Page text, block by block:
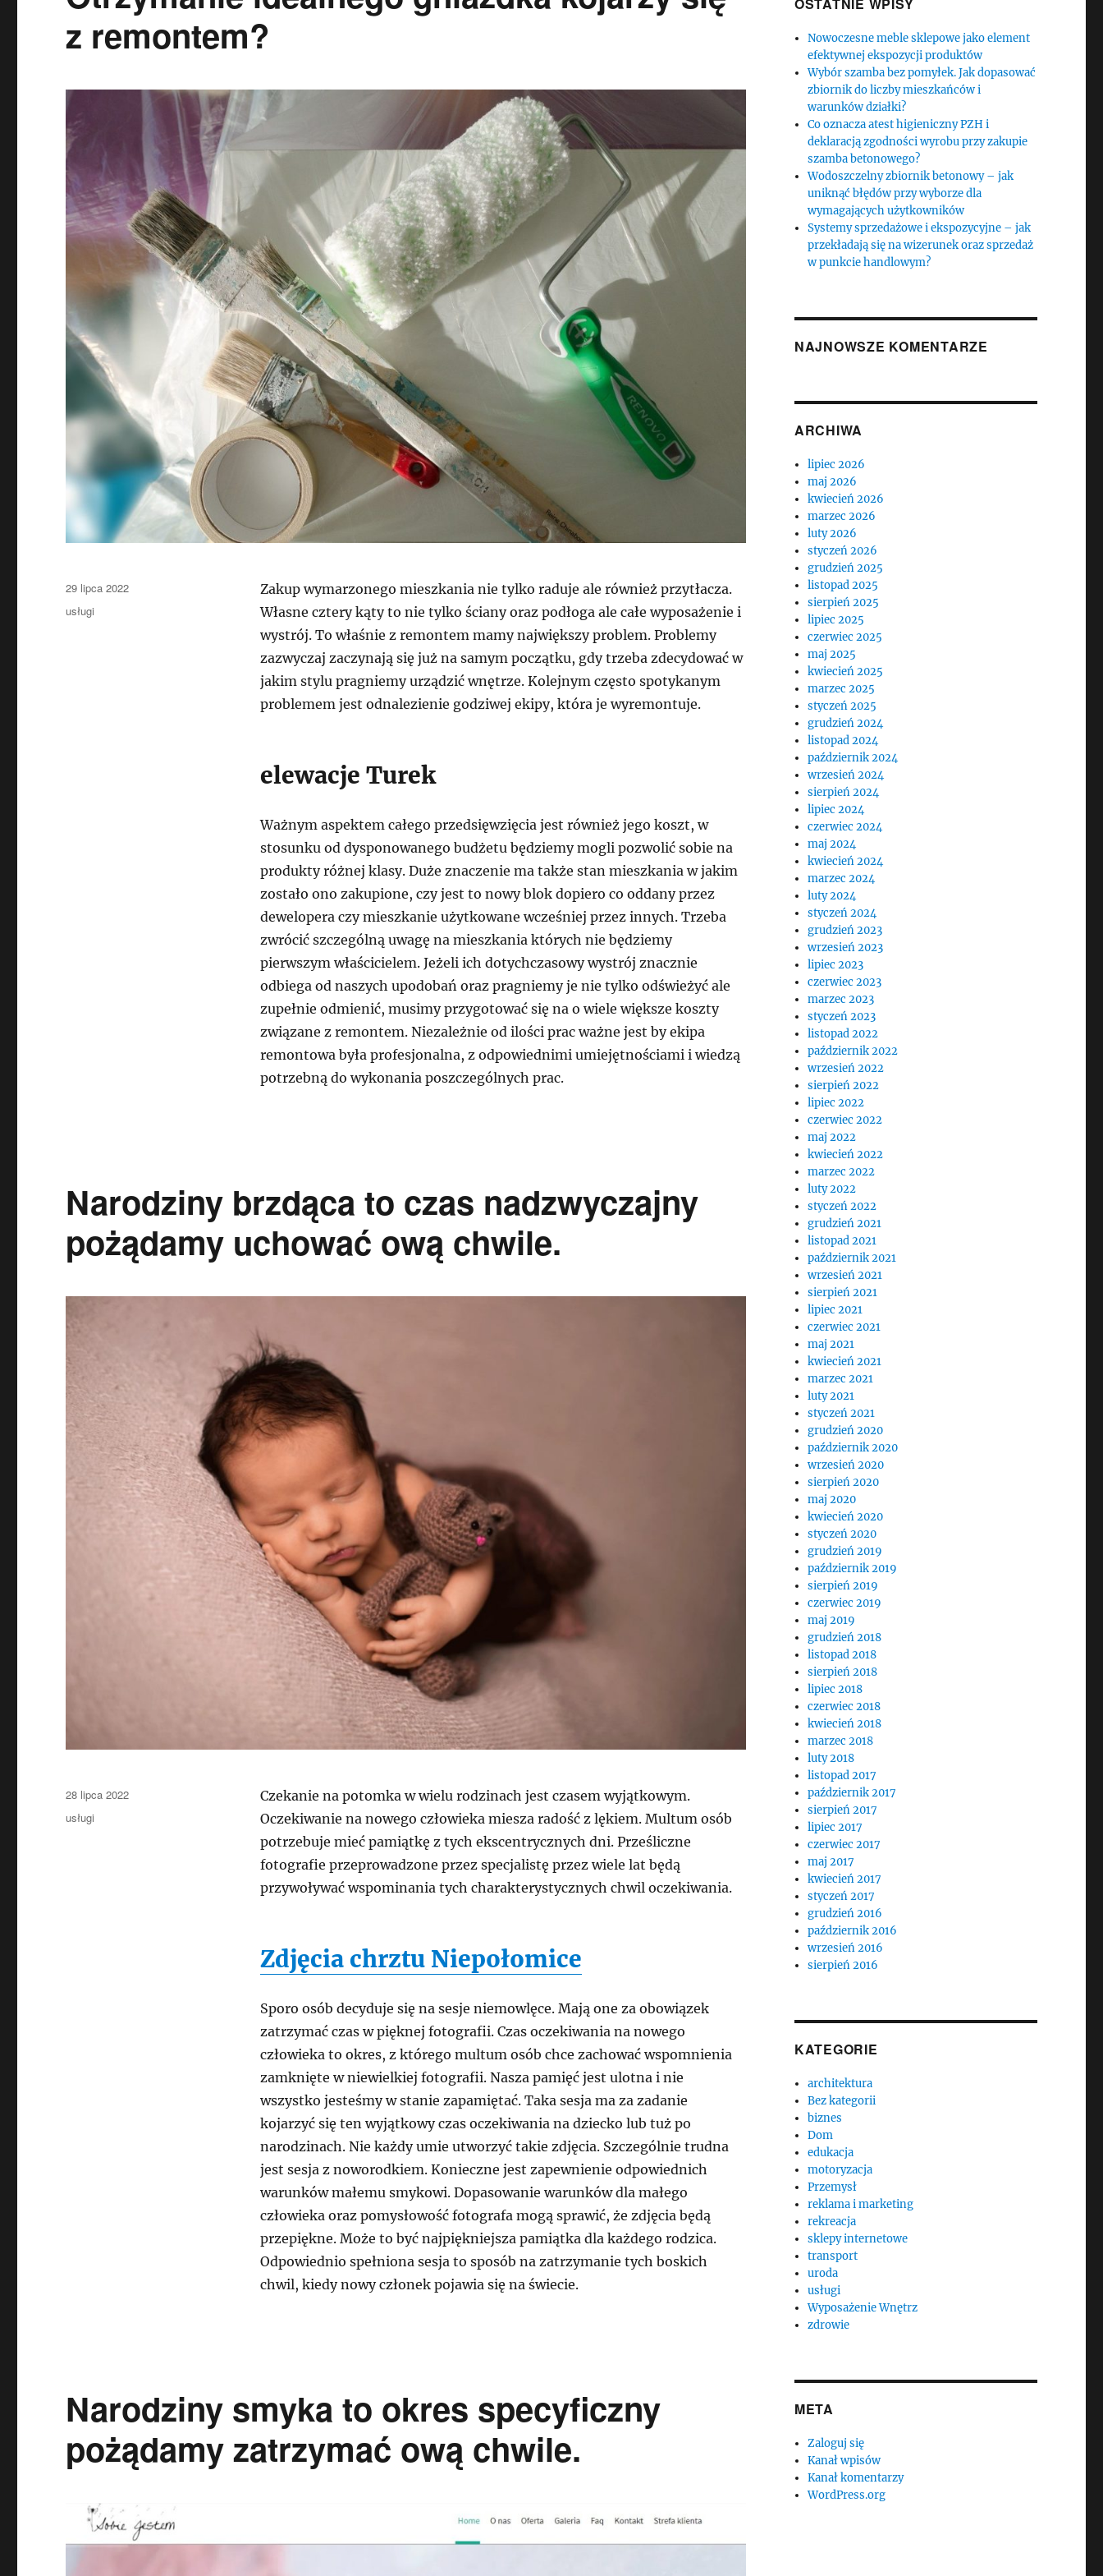
z remontem?
Zakup wymarzonego mieszkania nie tylko raduje ale również przytłacza.
Własne cztery kąty to nie tylko ściany oraz podłoga ale całe wyposażenie i
wystrój. To właśnie z remontem mamy największy problem. Problemy
zazwyczaj zaczynają się już na samym początku, gdy trzeba zdecydować w
jakim stylu pragniemy urządzić wnętrze. Kolejnym często spotykanym
problemem jest odnalezienie godziwej ekipy, która je wyremontuje.
elewacje Turek
Ważnym aspektem całego przedsięwzięcia jest również jego koszt, w
stosunku od dysponowanego budżetu będziemy mogli pozwolić sobie na
produkty różnej klasy. Duże znaczenie ma także stan mieszkania w jakim
zostało ono zakupione, czy jest to nowy blok dopiero co oddany przez
dewelopera czy mieszkanie użytkowane wcześniej przez innych. Trzeba
zwrócić szczególną uwagę na mieszkania których nie będziemy
pierwszym właścicielem. Jeżeli ich dotychczasowy wystrój znacznie
odbiega od naszych upodobań oraz pragniemy je nie tylko odświeżyć ale
zupełnie odmienić, musimy przygotować się na o wiele większe koszty
związane z remontem. Niezależnie od ilości prac ważne jest by ekipa
remontowa była profesjonalna, z odpowiednimi umiejętnościami i wiedzą
potrzebną do wykonania poszczególnych prac.
Data
publikacji
29 lipca 2022
Kategorie
usługi
Narodziny brzdąca to czas nadzwyczajny
pożądamy uchować ową chwile.
Czekanie na potomka w wielu rodzinach jest czasem wyjątkowym.
Oczekiwanie na nowego człowieka miesza radość z lękiem. Multum osób
potrzebuje mieć pamiątkę z tych ekscentrycznych dni. Prześliczne
fotografie przeprowadzone przez specjalistę przez wiele lat będą
przywoływać wspominania tych charakterystycznych chwil oczekiwania.
Zdjęcia chrztu Niepołomice
Sporo osób decyduje się na sesje niemowlęce. Mają one za obowiązek
zatrzymać czas w pięknej fotografii. Czas oczekiwania na nowego
człowieka to okres, z którego multum osób chce zachować wspomnienia
zamknięte w niewielkiej fotografii. Nasza pamięć jest ulotna i nie
wszystko jesteśmy w stanie zapamiętać. Taka sesja ma za zadanie
kojarzyć się ten wyjątkowy czas oczekiwania na dziecko lub tuż po
narodzinach. Nie każdy umie utworzyć takie zdjęcia. Szczególnie trudna
jest sesja z noworodkiem. Konieczne jest zapewnienie odpowiednich
warunków małemu smykowi. Dopasowanie warunków dla małego
człowieka oraz pomysłowość fotografa mogą sprawić, że zdjęcia będą
przepiękne. Może to być najpiękniejsza pamiątka dla każdego rodzica.
Odpowiednio spełniona sesja to sposób na zatrzymanie tych boskich
chwil, kiedy nowy członek pojawia się na świecie.
Data
publikacji
28 lipca 2022
Kategorie
usługi
Narodziny smyka to okres specyficzny
pożądamy zatrzymać ową chwile.
Nowoczesne meble sklepowe jako element
efektywnej ekspozycji produktów
Wybór szamba bez pomyłek. Jak dopasować
zbiornik do liczby mieszkańców i
warunków działki?
Co oznacza atest higieniczny PZH i
deklaracją zgodności wyrobu przy zakupie
szamba betonowego?
Wodoszczelny zbiornik betonowy – jak
uniknąć błędów przy wyborze dla
wymagających użytkowników
Systemy sprzedażowe i ekspozycyjne – jak
przekładają się na wizerunek oraz sprzedaż
w punkcie handlowym?
NAJNOWSZE KOMENTARZE
ARCHIWA
lipiec 2026
maj 2026
kwiecień 2026
marzec 2026
luty 2026
styczeń 2026
grudzień 2025
listopad 2025
sierpień 2025
lipiec 2025
czerwiec 2025
maj 2025
kwiecień 2025
marzec 2025
styczeń 2025
grudzień 2024
listopad 2024
październik 2024
wrzesień 2024
sierpień 2024
lipiec 2024
czerwiec 2024
maj 2024
kwiecień 2024
marzec 2024
luty 2024
styczeń 2024
grudzień 2023
wrzesień 2023
lipiec 2023
czerwiec 2023
marzec 2023
styczeń 2023
listopad 2022
październik 2022
wrzesień 2022
sierpień 2022
lipiec 2022
czerwiec 2022
maj 2022
kwiecień 2022
marzec 2022
luty 2022
styczeń 2022
grudzień 2021
listopad 2021
październik 2021
wrzesień 2021
sierpień 2021
lipiec 2021
czerwiec 2021
maj 2021
kwiecień 2021
marzec 2021
luty 2021
styczeń 2021
grudzień 2020
październik 2020
wrzesień 2020
sierpień 2020
maj 2020
kwiecień 2020
styczeń 2020
grudzień 2019
październik 2019
sierpień 2019
czerwiec 2019
maj 2019
grudzień 2018
listopad 2018
sierpień 2018
lipiec 2018
czerwiec 2018
kwiecień 2018
marzec 2018
luty 2018
listopad 2017
październik 2017
sierpień 2017
lipiec 2017
czerwiec 2017
maj 2017
kwiecień 2017
styczeń 2017
grudzień 2016
październik 2016
wrzesień 2016
sierpień 2016
KATEGORIE
architektura
Bez kategorii
biznes
Dom
edukacja
motoryzacja
Przemysł
reklama i marketing
rekreacja
sklepy internetowe
transport
uroda
usługi
Wyposażenie Wnętrz
zdrowie
META
Zaloguj się
Kanał wpisów
Kanał komentarzy
WordPress.org